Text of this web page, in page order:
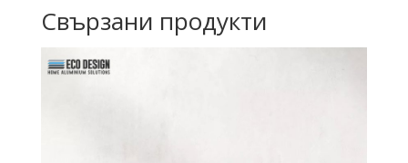
Свързани продукти